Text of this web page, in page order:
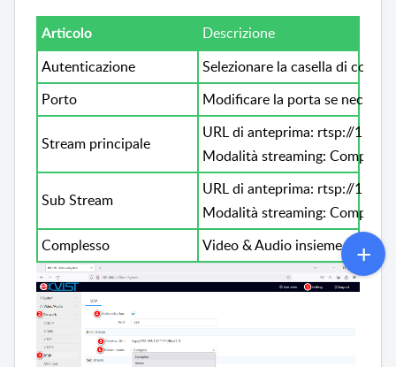
Articolo
Descrizione
Autenticazione
Selezionare la casella di
Porto
Modificare la porta se
Stream principale
URL di anteprima: rtsp://
Modalità streaming:
Sub Stream
URL di anteprima: rtsp://
Modalità streaming:
Complesso
Video & Audio insieme